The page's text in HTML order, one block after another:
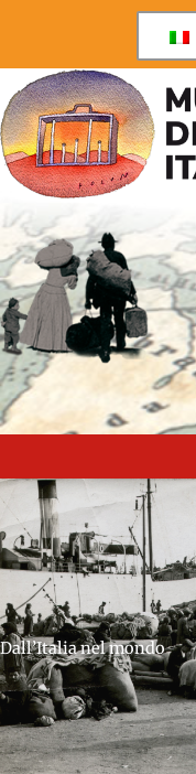
Dall’Italia nel mondo